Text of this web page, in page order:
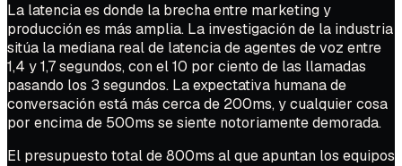
La latencia es donde la brecha entre marketing y
producción es más amplia. La investigación de la industria
sitúa la mediana real de latencia de agentes de voz entre
1,4 y 1,7 segundos, con el 10 por ciento de las llamadas
pasando los 3 segundos. La expectativa humana de
conversación está más cerca de 200ms, y cualquier cosa
por encima de 500ms se siente notoriamente demorada.
El presupuesto total de 800ms al que apuntan los equipos